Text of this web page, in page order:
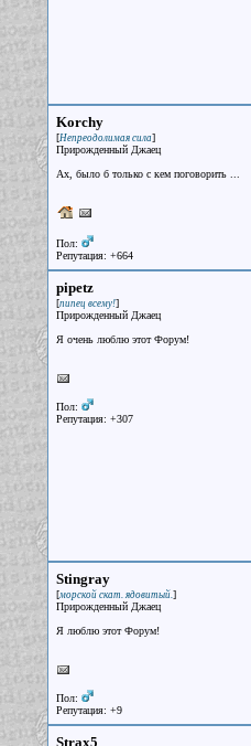
Korchy
[Непреодолимая сила]
Прирожденный Джаец
Ах, было б только с кем поговорить ...
Пол:
Репутация: +664
pipetz
[пипец всему!]
Прирожденный Джаец
Я очень люблю этот Форум!
Пол:
Репутация: +307
Stingray
[морской скат. ядовитый.]
Прирожденный Джаец
Я люблю этот Форум!
Пол:
Репутация: +9
Strax5